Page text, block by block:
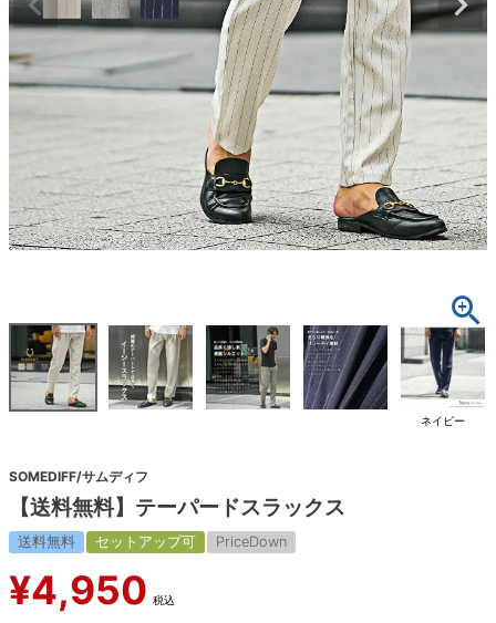
ネイビー
SOMEDIFF/サムディフ
【送料無料】テーパードスラックス
送料無料 セットアップ可 PriceDown
¥4,950 税込